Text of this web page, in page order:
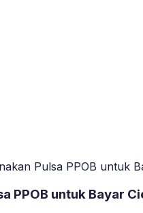
Pulsa PPOB untuk
PPOB untuk Bayar